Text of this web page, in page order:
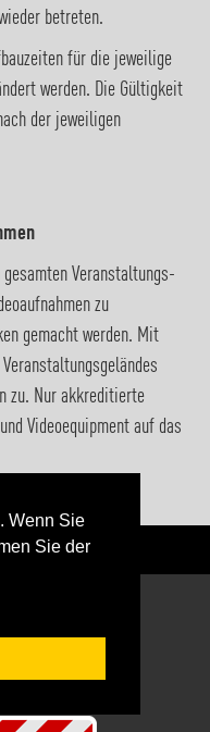
Wenn Sie
Sie der
betreten.
für die jeweilige
werden. Die Gültigkeit
der jeweiligen
Veranstaltungs-
zu
gemacht werden. Mit
zu. Nur akkreditierte
Videoequipment auf das